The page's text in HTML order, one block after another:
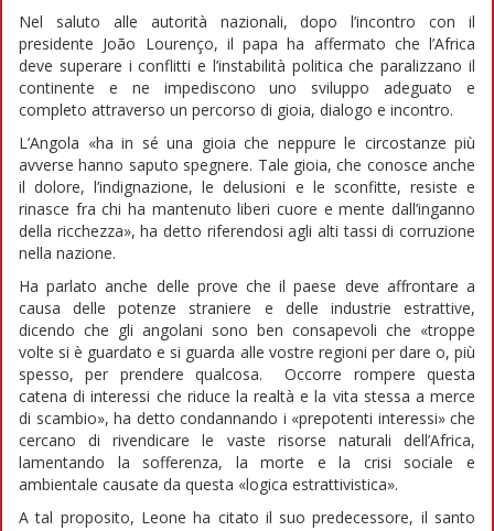
Nel saluto alle autorità nazionali, dopo l’incontro con il
presidente João Lourenço, il papa ha affermato che l’Africa
deve superare i conflitti e l’instabilità politica che paralizzano il
continente e ne impediscono uno sviluppo adeguato e
completo attraverso un percorso di gioia, dialogo e incontro.
L’Angola «ha in sé una gioia che neppure le circostanze più
avverse hanno saputo spegnere. Tale gioia, che conosce anche
il dolore, l’indignazione, le delusioni e le sconfitte, resiste e
rinasce fra chi ha mantenuto liberi cuore e mente dall’inganno
della ricchezza», ha detto riferendosi agli alti tassi di corruzione
nella nazione.
Ha parlato anche delle prove che il paese deve affrontare a
causa delle potenze straniere e delle industrie estrattive,
dicendo che gli angolani sono ben consapevoli che «troppe
volte si è guardato e si guarda alle vostre regioni per dare o, più
spesso, per prendere qualcosa. Occorre rompere questa
catena di interessi che riduce la realtà e la vita stessa a merce
di scambio», ha detto condannando i «prepotenti interessi» che
cercano di rivendicare le vaste risorse naturali dell’Africa,
lamentando la sofferenza, la morte e la crisi sociale e
ambientale causate da questa «logica estrattivistica».
A tal proposito, Leone ha citato il suo predecessore, il santo